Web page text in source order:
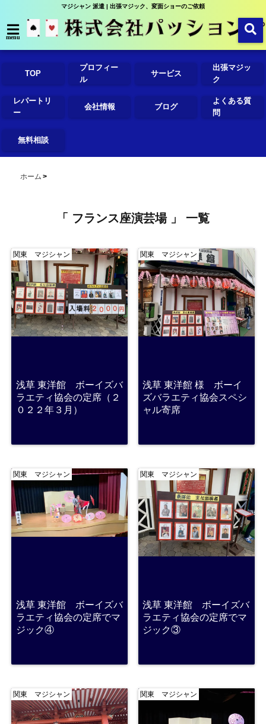
マジシャン 派遣 | 出張マジック、変面ショーのご依頼
menu
TOP
プロフィー
ル
サービス
出張マジッ
ク
レパートリ
ー
会社情報 ブログ
よくある質
問
無料相談
ホーム
「 フランス座演芸場 」 一覧
関東 マジシャン
浅草 東洋館 ボーイズバ
ラエティ協会の定席（２
０２２年３月）
関東 マジシャン
浅草 東洋館 様 ボーイ
ズバラエティ協会スペシ
ャル寄席
関東 マジシャン
浅草 東洋館 ボーイズバ
ラエティ協会の定席でマ
ジック④
関東 マジシャン
浅草 東洋館 ボーイズバ
ラエティ協会の定席でマ
ジック③
関東 マジシャン 関東 マジシャン